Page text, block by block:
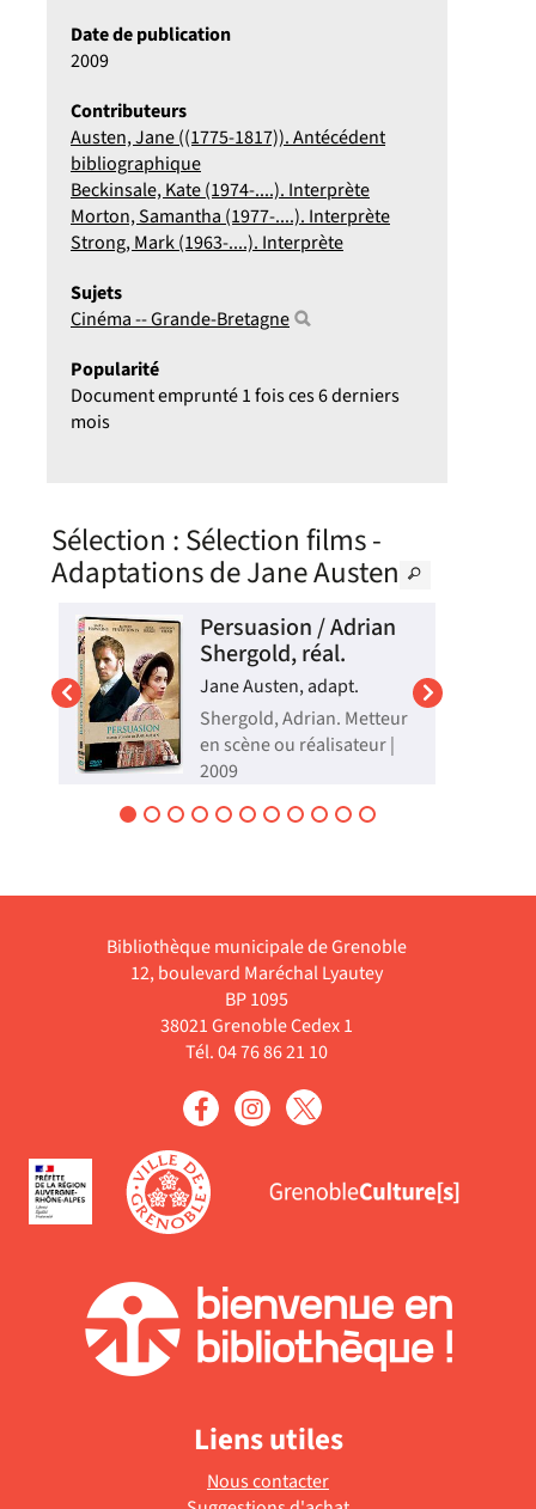
Date de publication
2009
Contributeurs
Austen, Jane ((1775-1817)). Antécédent
bibliographique
Beckinsale, Kate (1974-....). Interprète
Morton, Samantha (1977-....). Interprète
Strong, Mark (1963-....). Interprète
Sujets
Cinéma -- Grande-Bretagne
Popularité
Document emprunté 1 fois ces 6 derniers
mois
Sélection : Sélection films -
Adaptations de Jane Austen
Persuasion / Adrian
Shergold, réal.
Jane Austen, adapt.
Shergold, Adrian. Metteur
en scène ou réalisateur |
2009
Alors qu'elle regrette
d'avoir rompu, huit ans
réapparaître son amour
quête d'une épouse...
Vidéo
Bibliothèque municipale de Grenoble
12, boulevard Maréchal Lyautey
BP 1095
38021 Grenoble Cedex 1
Tél. 04 76 86 21 10
Liens utiles
Nous contacter